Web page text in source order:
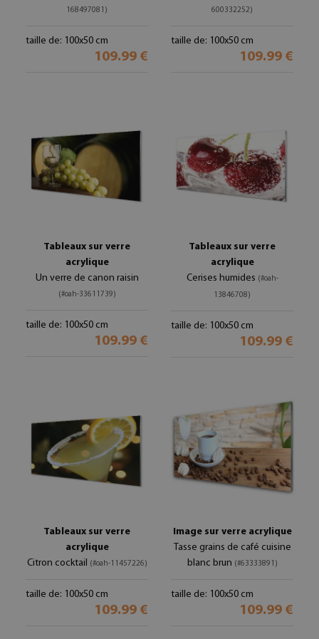
168497081)
taille de: 100x50 cm
109.99 €
600332252)
taille de: 100x50 cm
109.99 €
Tableaux sur verre
acrylique
Un verre de canon raisin
(#oah-33611739)
taille de: 100x50 cm
109.99 €
Tableaux sur verre
acrylique
Cerises humides (#oah-
13846708)
taille de: 100x50 cm
109.99 €
Tableaux sur verre
acrylique
Citron cocktail (#oah-11457226)
taille de: 100x50 cm
109.99 €
Image sur verre acrylique
Tasse grains de café cuisine
blanc brun (#63333891)
taille de: 100x50 cm
109.99 €